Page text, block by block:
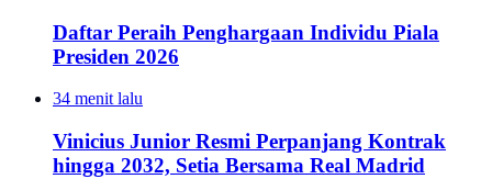
Daftar Peraih Penghargaan Individu Piala
Presiden 2026
34 menit lalu
Vinicius Junior Resmi Perpanjang Kontrak
hingga 2032, Setia Bersama Real Madrid